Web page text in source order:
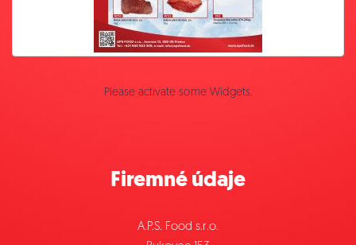
Please activate some Widgets.
Firemné údaje
A.P.S. Food s.r.o.